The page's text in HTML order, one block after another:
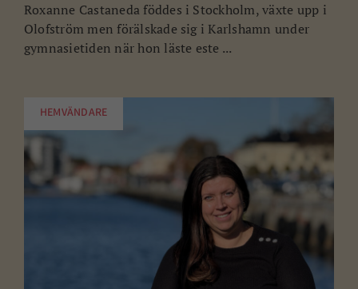
Roxanne Castaneda föddes i Stockholm, växte upp i
Olofström men förälskade sig i Karlshamn under
gymnasietiden när hon läste este ...
HEMVÄNDARE